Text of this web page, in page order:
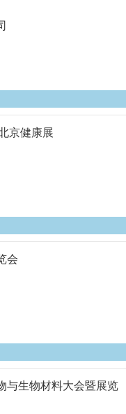
京健康展
会
与生物材料大会暨展览